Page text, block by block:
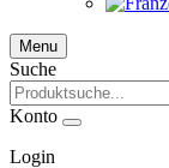
Menu
Suche
Konto
Login